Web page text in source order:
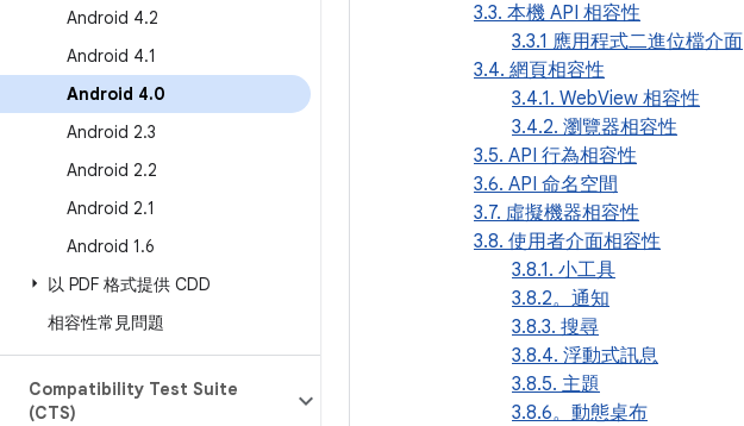
Android 4.2
Android 4.1
Android 4.0
Android 2.3
Android 2.2
Android 2.1
Android 1.6
以 PDF 格式提供 CDD
相容性常見問題
Compatibility Test Suite
(CTS)
3.3. 本機 API 相容性
3.3.1 應用程式二進位檔介面
3.4. 網頁相容性
3.4.1. WebView 相容性
3.4.2. 瀏覽器相容性
3.5. API 行為相容性
3.6. API 命名空間
3.7. 虛擬機器相容性
3.8. 使用者介面相容性
3.8.1. 小工具
3.8.2。通知
3.8.3. 搜尋
3.8.4. 浮動式訊息
3.8.5. 主題
3.8.6。動態桌布